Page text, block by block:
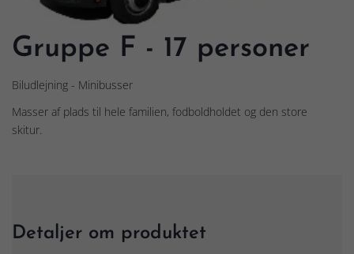
Gruppe F - 17 personer
Biludlejning - Minibusser
Masser af plads til hele familien, fodboldholdet og den store
skitur.
Detaljer om produktet